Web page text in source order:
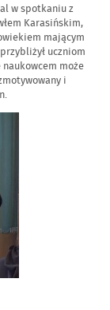
w spotkaniu z
Karasińskim,
mającym
uczniom
może
i